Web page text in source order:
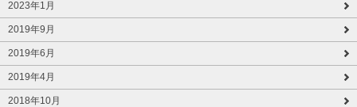
2023年1月
2019年9月
2019年6月
2019年4月
2018年10月